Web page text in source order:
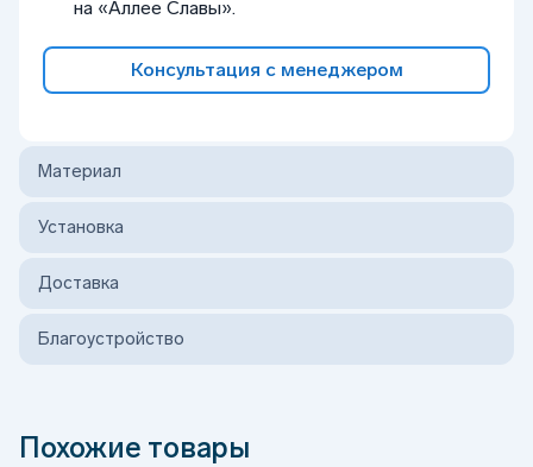
на «Аллее Славы».
Консультация с менеджером
Материал
Установка
Доставка
Благоустройство
Похожие товары